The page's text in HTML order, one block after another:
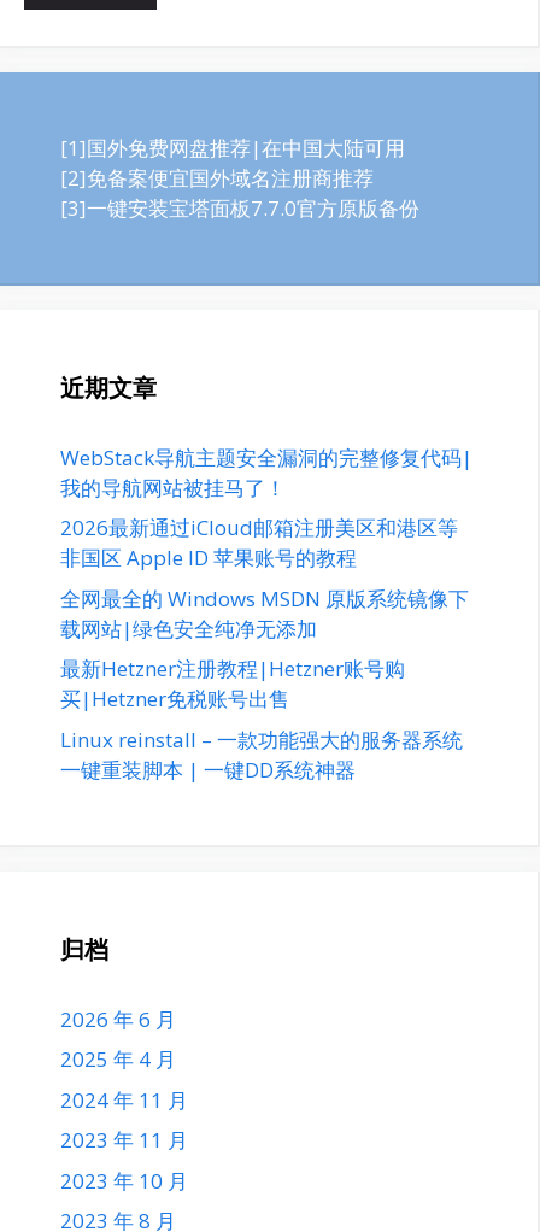
[1]国外免费网盘推荐|在中国大陆可用
[2]免备案便宜国外域名注册商推荐
[3]一键安装宝塔面板7.7.0官方原版备份
近期文章
WebStack导航主题安全漏洞的完整修复代码|
我的导航网站被挂马了！
2026最新通过iCloud邮箱注册美区和港区等
非国区 Apple ID 苹果账号的教程
全网最全的 Windows MSDN 原版系统镜像下
载网站|绿色安全纯净无添加
最新Hetzner注册教程|Hetzner账号购
买|Hetzner免税账号出售
Linux reinstall – 一款功能强大的服务器系统
一键重装脚本 | 一键DD系统神器
归档
2026 年 6 月
2025 年 4 月
2024 年 11 月
2023 年 11 月
2023 年 10 月
2023 年 8 月